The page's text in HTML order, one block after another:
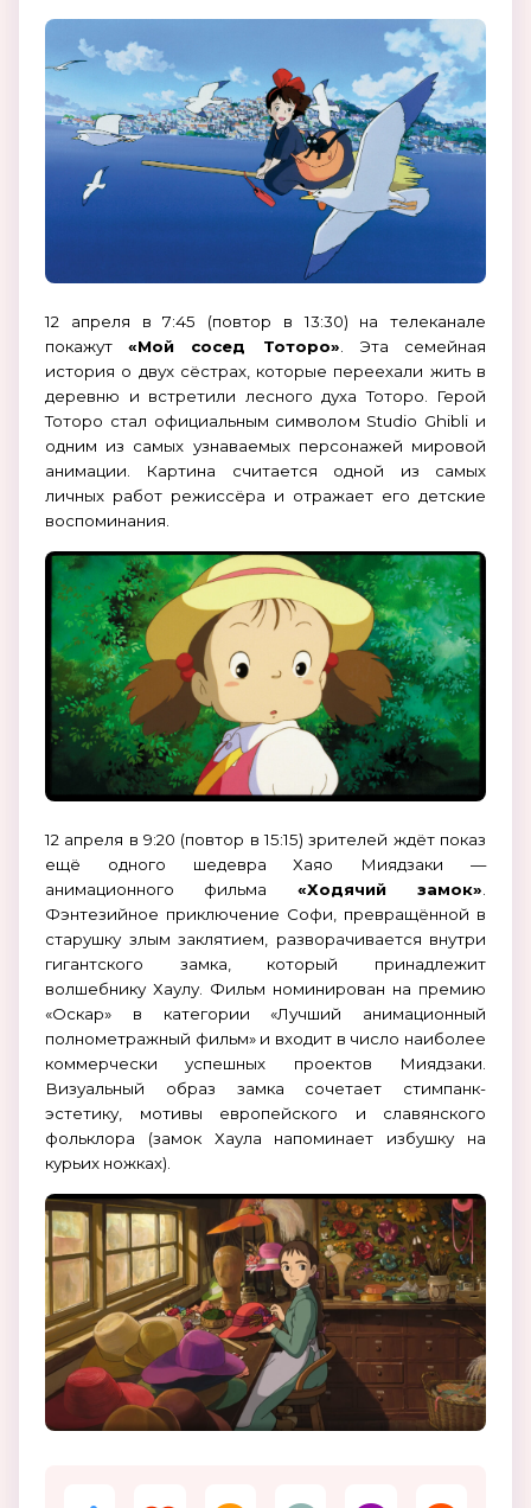
12 апреля в 7:45 (повтор в 13:30) на телеканале
покажут«Мой сосед Тоторо». Эта семейная
история о двух сёстрах, которые переехали жить в
деревню и встретили лесного духа Тоторо. Герой
Тоторо стал официальным символом Studio Ghibli и
одним из самых узнаваемых персонажей мировой
анимации. Картина считается одной из самых
личных работ режиссёра и отражает его детские
воспоминания.
12 апреля в 9:20 (повтор в 15:15) зрителей ждёт показ
ещё одного шедевра Хаяо Миядзаки —
анимационного фильма «Ходячий замок»
Фэнтезийное приключение Софи, превращённой в
старушку злым заклятием, разворачивается внутри
гигантского замка, который принадлежит
волшебнику Хаулу. Фильм номинирован на премию
«Оскар» в категории «Лучший анимационный
полнометражный фильм» и входит в число наиболее
коммерчески успешных проектов Миядзаки.
Визуальный образ замка сочетает стимпанк-
эстетику, мотивы европейского и славянского
фольклора (замок Хаула напоминает избушку на
курьих ножках).